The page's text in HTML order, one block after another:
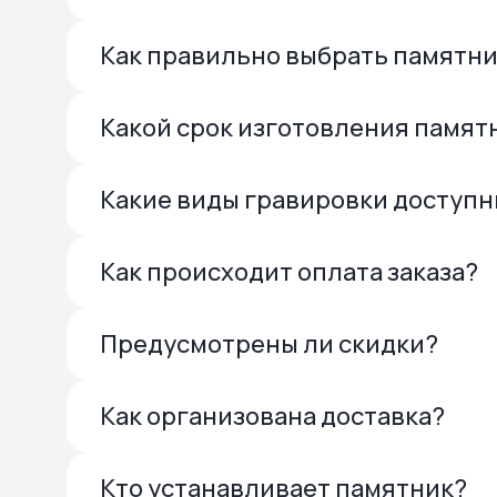
Как правильно выбрать
Какой срок изготовления
Какие виды гравировки
Как происходит оплата заказа?
Предусмотрены ли скидки?
Как организована доставка?
Кто устанавливает памятник?